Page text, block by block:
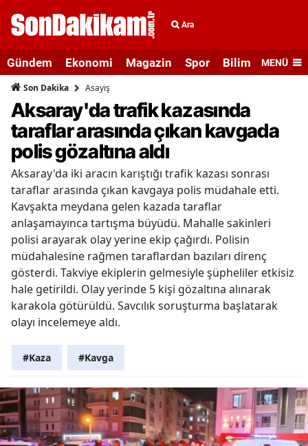
Ara
Gündem Ekonomi Magazin Spor Bilim veMENÜ
Son Dakika Asayiş
Aksaray'da trafik kazasında
taraflar arasında çıkan kavgada
polis gözaltına aldı
Aksaray'da iki aracın karıştığı trafik kazası sonrası
taraflar arasında çıkan kavgaya polis müdahale etti.
Kavşakta meydana gelen kazada taraflar
anlaşamayınca tartışma büyüdü. Mahalle sakinleri
polisi arayarak olay yerine ekip çağırdı. Polisin
müdahalesine rağmen taraflardan bazıları direnç
gösterdi. Takviye ekiplerin gelmesiyle şüpheliler etkisiz
hale getirildi. Olay yerinde 5 kişi gözaltına alınarak
karakola götürüldü. Savcılık soruşturma başlatarak
olayı incelemeye aldı.
#Kaza #Kavga